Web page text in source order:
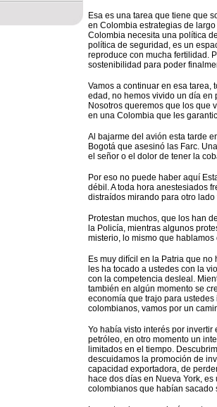
Esa es una tarea que tiene que
en Colombia estrategias de
Colombia necesita una política
política de seguridad, es un
reproduce con mucha fertilidad.
sostenibilidad para poder
Vamos a continuar en esa tarea,
edad, no hemos vivido un día en
Nosotros queremos que los que
en una Colombia que les
Al bajarme del avión esta tarde
Bogotá que asesinó las Farc.
el señor o el dolor de tener la
Por eso no puede haber aquí
débil. A toda hora anestesiados
distraídos mirando para otro
Protestan muchos, que los han
la Policía, mientras algunos
misterio, lo mismo que
Es muy difícil en la Patria que
les ha tocado a ustedes con la
con la competencia desleal.
también en algún momento se
economía que trajo para
colombianos, vamos por un
Yo había visto interés por
petróleo, en otro momento un
limitados en el tiempo.
descuidamos la promoción de
capacidad exportadora, de
hace dos días en Nueva York,
colombianos que habían sacado